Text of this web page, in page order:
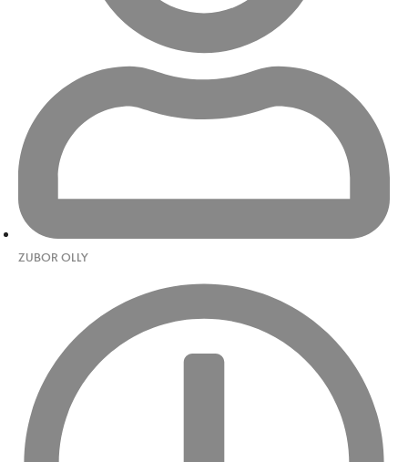
ZUBOR OLLY